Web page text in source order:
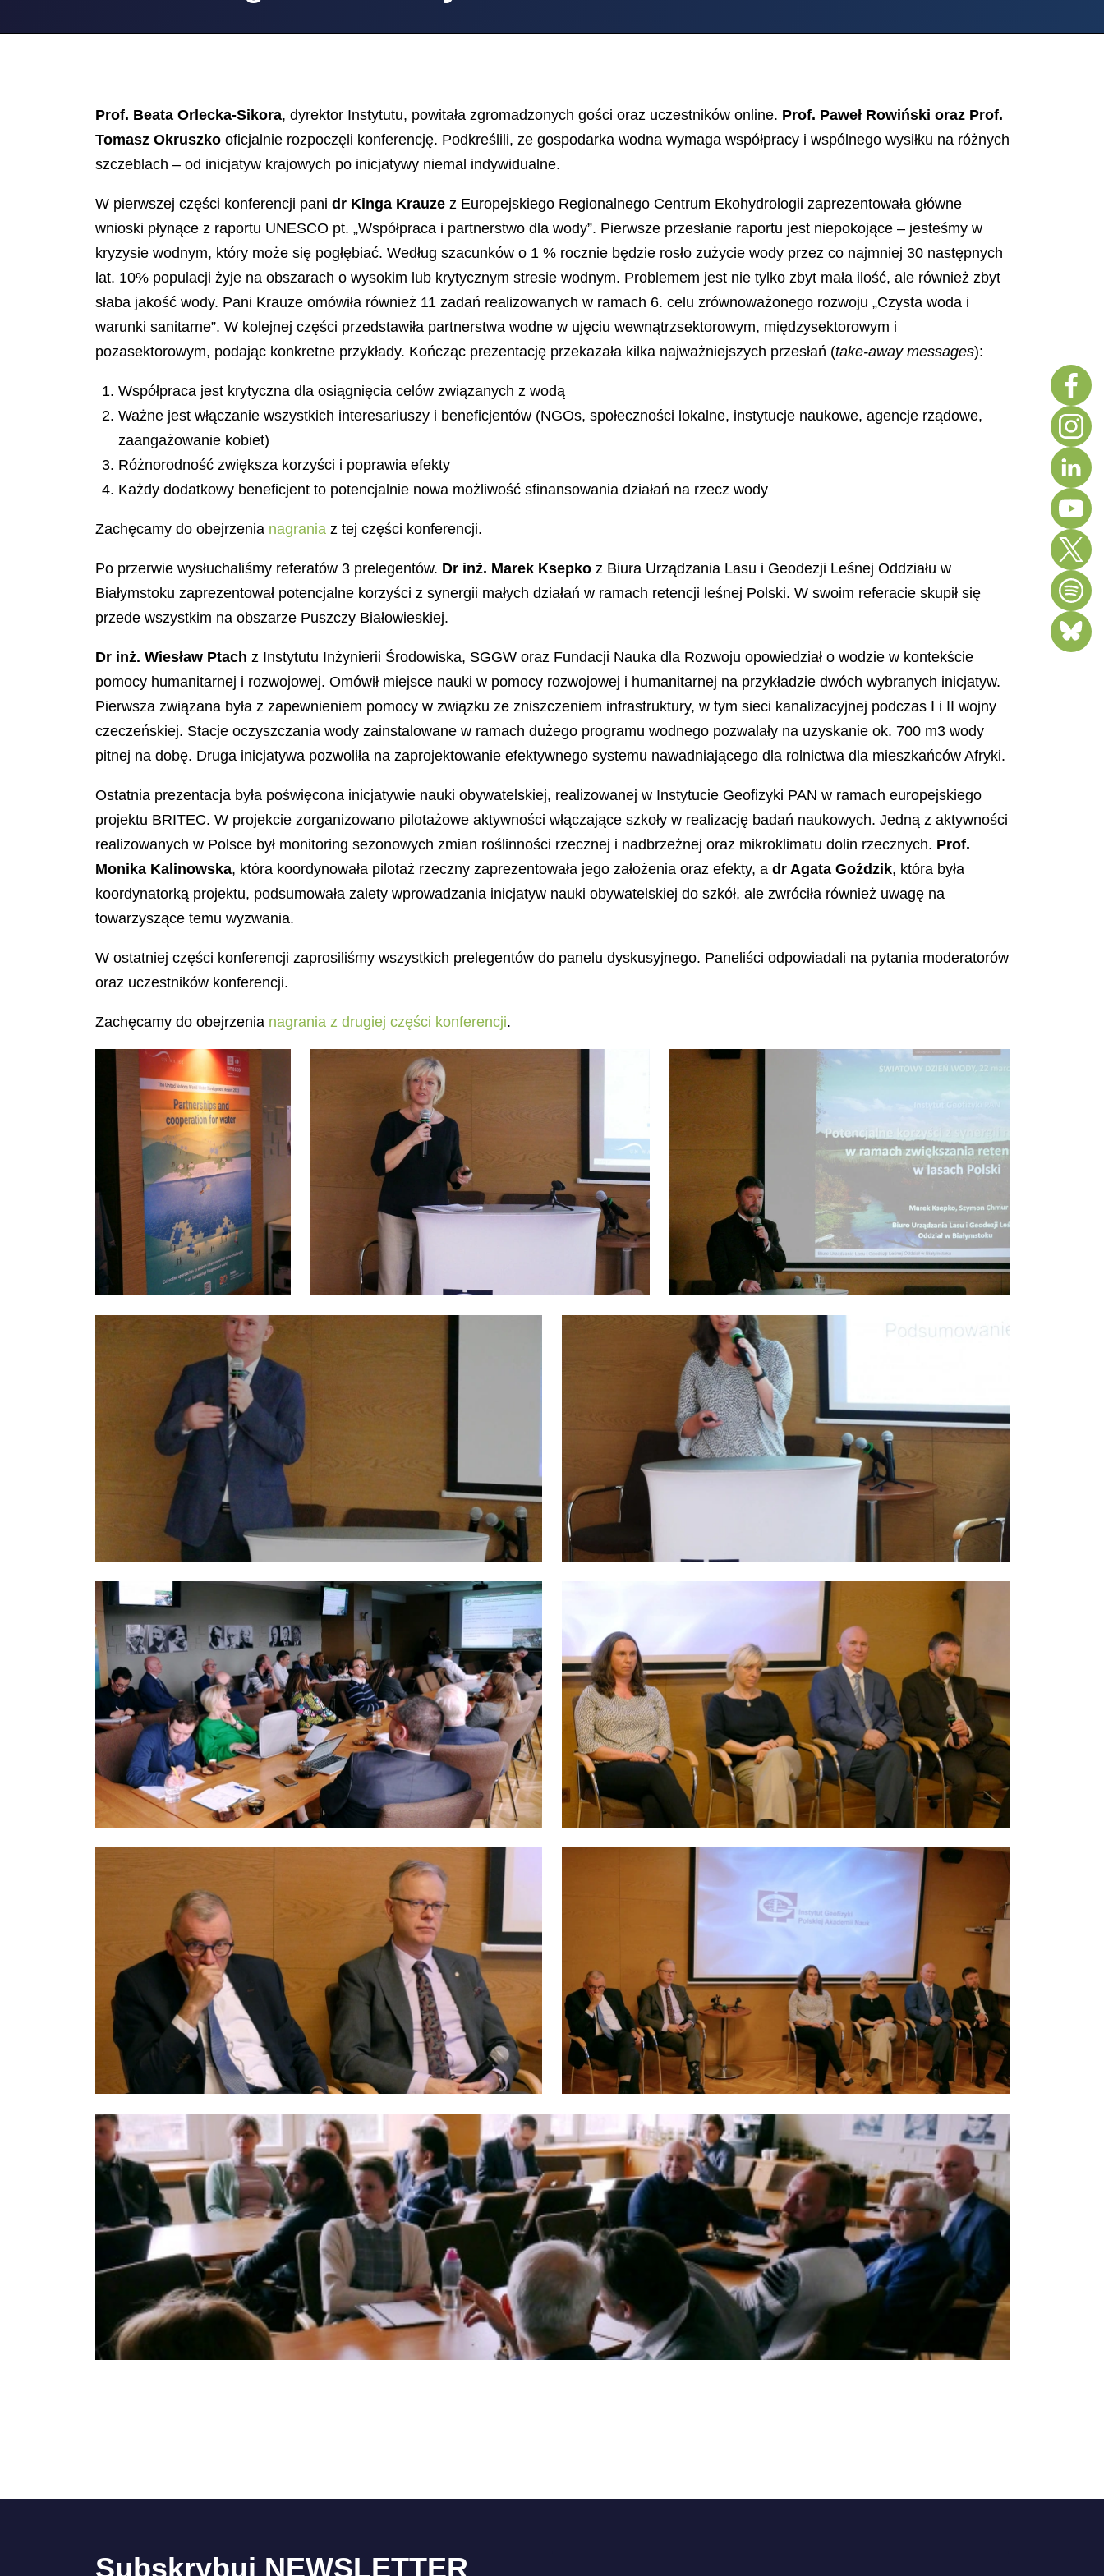
Prof. Beata Orlecka-Sikora, dyrektor Instytutu, powitała zgromadzonych gości oraz uczestników online. Prof. Paweł Rowiński oraz Prof.
Tomasz Okruszkooficjalnie rozpoczęli konferencję. Podkreślili, ze gospodarka wodna wymaga współpracy i wspólnego wysiłku na różnych
szczeblach – od inicjatyw krajowych po inicjatywy niemal indywidualne.
W pierwszej części konferencji pani dr Kinga Krauzez Europejskiego Regionalnego Centrum Ekohydrologii zaprezentowała główne
wnioski płynące z raportu UNESCO pt. „Współpraca i partnerstwo dla wody”. Pierwsze przesłanie raportu jest niepokojące – jesteśmy w
kryzysie wodnym, który może się pogłębiać. Według szacunków o 1 % rocznie będzie rosło zużycie wody przez co najmniej 30 następnych
lat. 10% populacji żyje na obszarach o wysokim lub krytycznym stresie wodnym. Problemem jest nie tylko zbyt mała ilość, ale również zbyt
słaba jakość wody. Pani Krauze omówiła również 11 zadań realizowanych w ramach 6. celu zrównoważonego rozwoju „Czysta woda i
warunki sanitarne”. W kolejnej części przedstawiła partnerstwa wodne w ujęciu wewnątrzsektorowym, międzysektorowym i
pozasektorowym, podając konkretne przykłady. Kończąc prezentację przekazała kilka najważniejszych przesłań (take-away messages):
Współpraca jest krytyczna dla osiągnięcia celów związanych z wodą
Ważne jest włączanie wszystkich interesariuszy i beneficjentów (NGOs, społeczności lokalne, instytucje naukowe, agencje rządowe,
zaangażowanie kobiet)
Różnorodność zwiększa korzyści i poprawia efekty
Każdy dodatkowy beneficjent to potencjalnie nowa możliwość sfinansowania działań na rzecz wody
Zachęcamy do obejrzenia nagraniaz tej części konferencji.
Po przerwie wysłuchaliśmy referatów 3 prelegentów. Dr inż. Marek Ksepkoz Biura Urządzania Lasu i Geodezji Leśnej Oddziału w
Białymstoku zaprezentował potencjalne korzyści z synergii małych działań w ramach retencji leśnej Polski. W swoim referacie skupił się
przede wszystkim na obszarze Puszczy Białowieskiej.
Dr inż. Wiesław Ptach z Instytutu Inżynierii Środowiska, SGGW oraz Fundacji Nauka dla Rozwoju opowiedział o wodzie w kontekście
pomocy humanitarnej i rozwojowej. Omówił miejsce nauki w pomocy rozwojowej i humanitarnej na przykładzie dwóch wybranych inicjatyw.
Pierwsza związana była z zapewnieniem pomocy w związku ze zniszczeniem infrastruktury, w tym sieci kanalizacyjnej podczas I i II wojny
czeczeńskiej. Stacje oczyszczania wody zainstalowane w ramach dużego programu wodnego pozwalały na uzyskanie ok. 700 m3 wody
pitnej na dobę. Druga inicjatywa pozwoliła na zaprojektowanie efektywnego systemu nawadniającego dla rolnictwa dla mieszkańców Afryki.
Ostatnia prezentacja była poświęcona inicjatywie nauki obywatelskiej, realizowanej w Instytucie Geofizyki PAN w ramach europejskiego
projektu BRITEC. W projekcie zorganizowano pilotażowe aktywności włączające szkoły w realizację badań naukowych. Jedną z aktywności
realizowanych w Polsce był monitoring sezonowych zmian roślinności rzecznej i nadbrzeżnej oraz mikroklimatu dolin rzecznych. Prof.
Monika Kalinowska, która koordynowała pilotaż rzeczny zaprezentowała jego założenia oraz efekty, a dr Agata Goździk, która była
koordynatorką projektu, podsumowała zalety wprowadzania inicjatyw nauki obywatelskiej do szkół, ale zwróciła również uwagę na
towarzyszące temu wyzwania.
W ostatniej części konferencji zaprosiliśmy wszystkich prelegentów do panelu dyskusyjnego. Paneliści odpowiadali na pytania moderatorów
oraz uczestników konferencji.
Zachęcamy do obejrzenia nagrania z drugiej części konferencji.
Subskrybuj NEWSLETTER